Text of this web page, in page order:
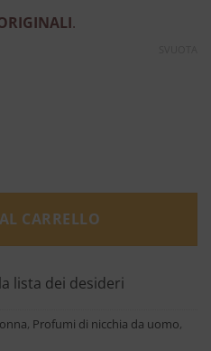
.
Humbert Lucas
CARRELLO
lista dei desideri
, Profumi di nicchia da uomo,